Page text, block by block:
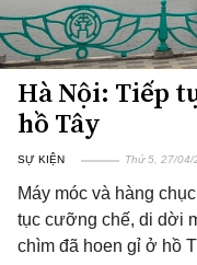
Hà Nội: Tiếp
hồ Tây
SỰ KIỆN Thứ 5, 27/
Máy móc và hàng
tục cưỡng chế, di dời
chìm đã hoen gỉ ở hồ